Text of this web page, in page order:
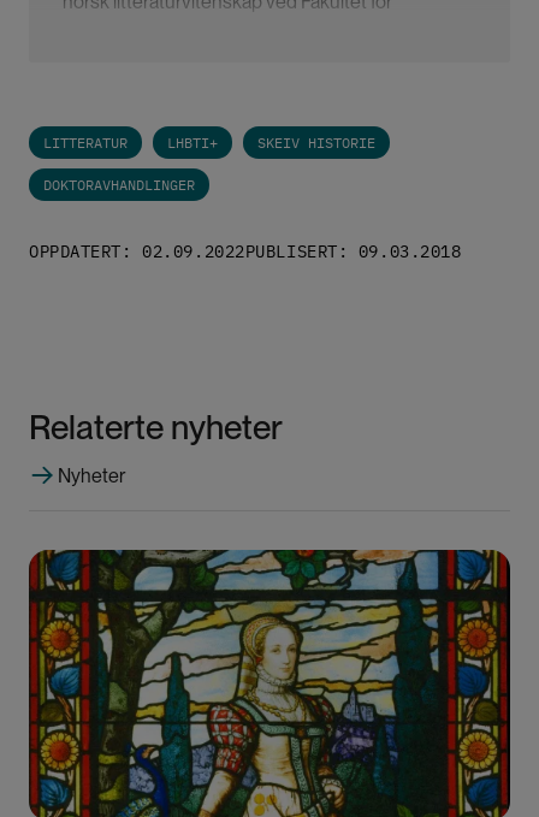
homososiale hos Sveen og Tarjei Vesaas.
LITTERATUR LHBTI+ SKEIV HISTORIE
DOKTORAVHANDLINGER
OPPDATERT: 02.09.2022PUBLISERT: 09.03.2018
Relaterte nyheter
Nyheter
Bilde